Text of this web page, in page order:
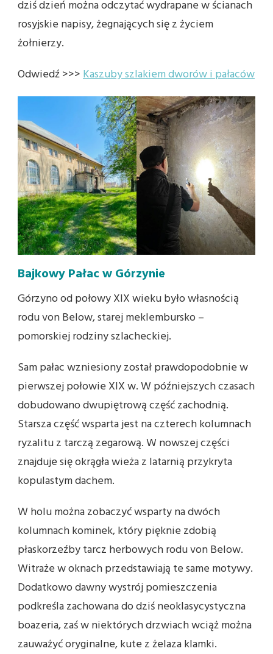
dziś dzień można odczytać wydrapane w ścianach
rosyjskie napisy, żegnających się z życiem
żołnierzy.
Odwiedź >>>Kaszuby szlakiem dworów i pałaców
Bajkowy Pałac w Górzynie
Górzyno od połowy XIX wieku było własnością
rodu von Below, starej meklembursko –
pomorskiej rodziny szlacheckiej.
Sam pałac wzniesiony został prawdopodobnie w
pierwszej połowie XIX w. W późniejszych czasach
dobudowano dwupię­trową część zachodnią.
Starsza część wsparta jest na czterech kolumnach
ryzalitu z tarczą zegarową. W nowszej części
znajduje się okrągła wieża z latarnią przykryta
kopulastym dachem.
W holu można zobaczyć wsparty na dwóch
kolumnach kominek, który pięknie zdobią
płaskorzeźby tarcz herbowych rodu von Below.
Witraże w oknach przedstawiają te same motywy.
Dodatkowo dawny wystrój pomieszczenia
podkreśla zachowana do dziś neoklasycystyczna
boazeria, zaś w niektórych drzwiach wciąż można
zauważyć oryginalne, kute z żelaza klamki.